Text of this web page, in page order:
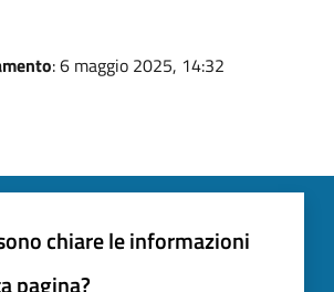
: 6 maggio 2025, 14:32
chiare le informazioni
pagina?